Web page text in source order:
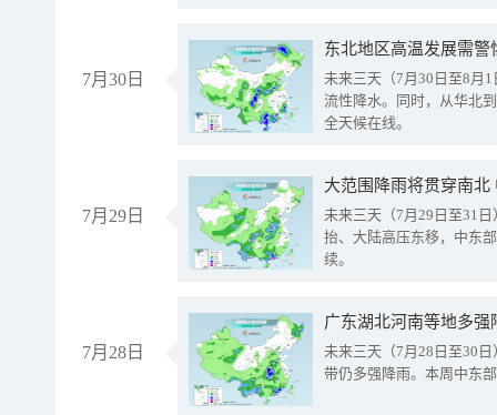
7月30日
东北地区高温发展需
未来三天（7月30日至8月
流性降水。同时，从华北
全天候在线。
7月29日
大范围降雨将贯穿南
未来三天（7月29日至31
抬、大陆高压东移，中东
续。
7月28日
广东湖北河南等地多
未来三天（7月28日至30
带仍多强降雨。本周中东